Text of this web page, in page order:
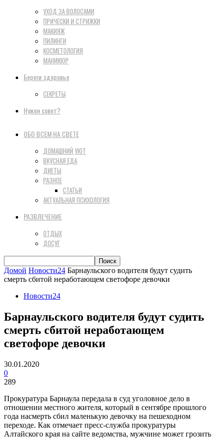
УХОД ЗА ВОЛОСАМИ
ПРИЧЕСКИ И СТРИЖКИ
МАКИЯЖ
ПИЛИНГИ
КОСМЕТОЛОГИЯ
МАНИКЮР
Береги здоровье
СЕКРЕТЫ
Нужен совет?
ОБО ВСЕМ НА СВЕТЕ
ДОМАШНИЙ УЮТ
ВКУСНАЯ ЕДА
ДИЕТЫ
РАЗНОЕ
СТАТЬИ
АКТУАЛЬНАЯ ПСИХОЛОГИЯ
РАЗВЛЕЧЕНИЕ
ОТДЫХ
ДОСУГ
Домой Новости24 Барнаульского водителя будут судить
смерть сбитой неработающем светофоре девочки
Новости24
Барнаульского водителя будут судить
смерть сбитой неработающем
светофоре девочки
30.01.2020
0
289
Прокуратура Барнаула передала в суд уголовное дело в
отношении местного жителя, который в сентябре прошлого
года насмерть сбил маленькую девочку на пешеходном
переходе. Как отмечает пресс-служба прокуратуры
Алтайского края на сайте ведомства, мужчине может грозить